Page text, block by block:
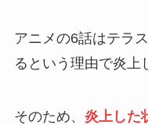
アニメの6話はテラ
るという理由で炎上
そのため、 炎上した